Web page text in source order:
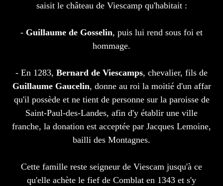
saisit le château de Viescamp qu'habitait :
- Guillaume de Gosselin, puis lui rend sous foi et
hommage.
- En 1283, Bernard de Viescamps, chevalier, fils de
Guillaume Gaucelin, donne au roi la moitié d'un affar
qu'il possède et ne tient de personne sur la paroisse de
Saint-Paul-des-Landes, afin d'y établir une ville
franche, la donation est acceptée par Jacques Lemoine,
bailli des Montagnes.
Cette famille reste seigneur de Viescam jusqu'à ce
qu'elle achète le fief de Comblat en 1343 et s'y